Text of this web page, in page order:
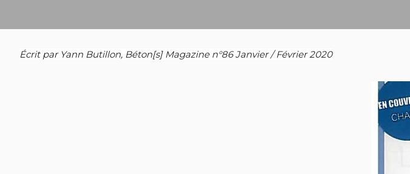
Écrit par Yann Butillon, Béton[s] Magazine n°86 Janvier / Février 2020